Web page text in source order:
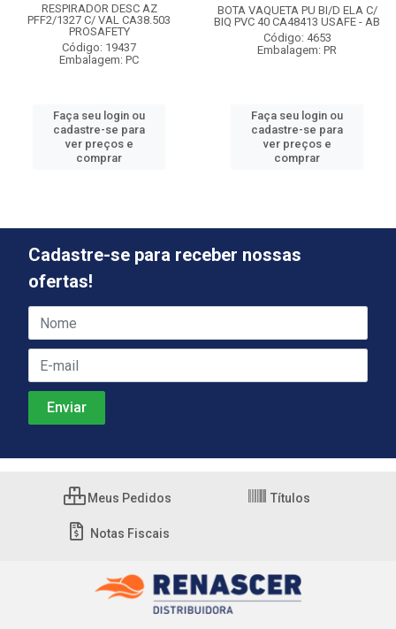
RESPIRADOR DESC AZ
PFF2/1327 C/ VAL CA38.503
PROSAFETY
Código: 19437
Embalagem: PC
Faça seu login ou
cadastre-se para
ver preços e
comprar
BOTA VAQUETA PU BI/D ELA C/
BIQ PVC 40 CA48413 USAFE - AB
Código: 4653
Embalagem: PR
Faça seu login ou
cadastre-se para
ver preços e
comprar
Cadastre-se para receber nossas
ofertas!
Meus Pedidos Títulos
Notas Fiscais